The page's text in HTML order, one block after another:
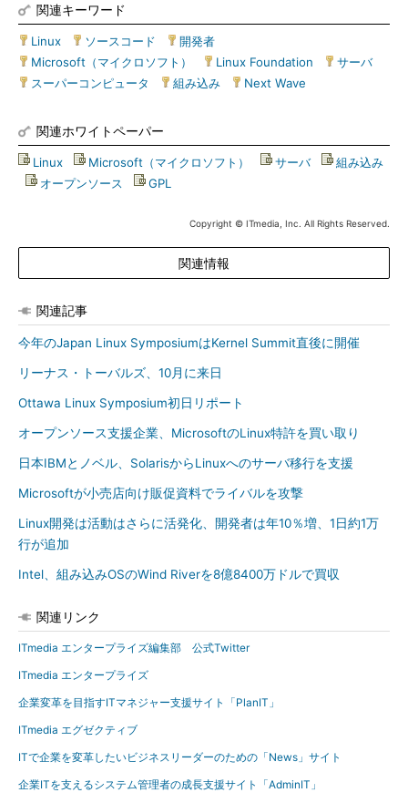
関連キーワード
Linux ソースコード 開発者
Microsoft（マイクロソフト）
Linux Foundation サーバ|
スーパーコンピュータ
組み込み Next Wave
関連ホワイトペーパー
Linux Microsoft（マイクロソフト） サーバ|
組み込み
オープンソース GPL
Copyright © ITmedia, Inc. All Rights Reserved.
関連情報
関連記事
今年のJapan Linux SymposiumはKernel Summit直後に開催
リーナス・トーバルズ、10月に来日
Ottawa Linux Symposium初日リポート
オープンソース支援企業、MicrosoftのLinux特許を買い取り
日本IBMとノベル、SolarisからLinuxへのサーバ移行を支援
Microsoftが小売店向け販促資料でライバルを攻撃
Linux開発は活動はさらに活発化、開発者は年10％増、1日約1万
行が追加
Intel、組み込みOSのWind Riverを8億8400万ドルで買収
関連リンク
ITmedia エンタープライズ編集部 公式Twitter
ITmedia エンタープライズ
企業変革を目指すITマネジャー支援サイト「PlanIT」
ITmedia エグゼクティブ
ITで企業を変革したいビジネスリーダーのための「News」サイト
企業ITを支えるシステム管理者の成長支援サイト「AdminIT」